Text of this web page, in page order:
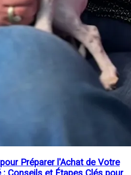
Préparer l'Achat de Votre